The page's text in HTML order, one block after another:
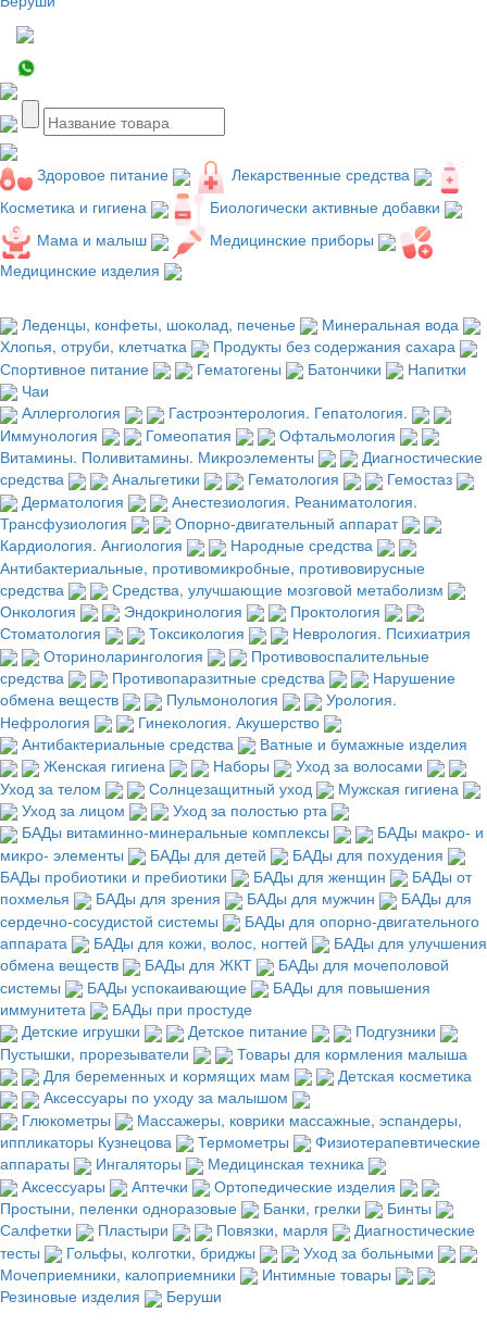
Здоровое питание
Лекарственные средства
Косметика и гигиена
Биологически активные добавки
Мама и малыш
Медицинские приборы
Медицинские изделия
Леденцы, конфеты, шоколад, печенье
Минеральная вода
Хлопья, отруби, клетчатка
Продукты без содержания сахара
Спортивное питание
Гематогены Батончики
Напитки
Чаи
Аллергология
Гастроэнтерология. Гепатология.
Иммунология
Гомеопатия
Офтальмология
Витамины. Поливитамины. Микроэлементы
Диагностические
средства
Анальгетики Гематология
Гемостаз
Дерматология
Анестезиология. Реаниматология.
Трансфузиология
Опорно-двигательный аппарат
Кардиология. Ангиология
Народные средства
Антибактериальные, противомикробные, противовирусные
средства
Средства, улучшающие мозговой метаболизм
Онкология
Эндокринология
Проктология
Стоматология
Токсикология
Неврология. Психиатрия
Оториноларингология
Противовоспалительные
средства
Противопаразитные средства
Нарушение
обмена веществ
Пульмонология
Урология.
Нефрология
Гинекология. Акушерство
Антибактериальные средства
Ватные и бумажные изделия
Женская гигиена
Наборы
Уход за волосами
Уход за телом
Солнцезащитный уход
Мужская гигиена
Уход за лицом
Уход за полостью рта
БАДы витаминно-минеральные комплексы
БАДы макро- и
микро- элементы
БАДы для детей
БАДы для похудения
БАДы пробиотики и пребиотики
БАДы для женщин
БАДы от
похмелья
БАДы для зрения БАДы для мужчин
БАДы для
сердечно-сосудистой системы
БАДы для опорно-двигательного
аппарата
БАДы для кожи, волос, ногтей
БАДы для улучшения
обмена веществ
БАДы для ЖКТ
БАДы для мочеполовой
системы
БАДы успокаивающие
БАДы для повышения
иммунитета
БАДы при простуде
Детские игрушки
Детское питание
Подгузники
Пустышки, прорезыватели
Товары для кормления малыша
Для беременных и кормящих мам
Детская косметика
Аксессуары по уходу за малышом
Глюкометры
Массажеры, коврики массажные, эспандеры,
иппликаторы Кузнецова
Термометры
Физиотерапевтические
аппараты
Ингаляторы
Медицинская техника
Аксессуары
Аптечки
Ортопедические изделия
Простыни, пеленки одноразовые
Банки, грелки
Бинты
Салфетки
Пластыри Повязки, марля
Диагностические
тесты
Гольфы, колготки, бриджы
Уход за больными
Мочеприемники, калоприемники
Интимные товары
Резиновые изделия
Беруши